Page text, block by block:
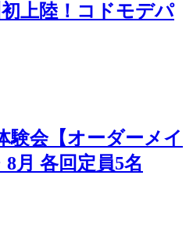
初上陸！コドモデパ
験会【オーダーメイ
8月 各回定員5名